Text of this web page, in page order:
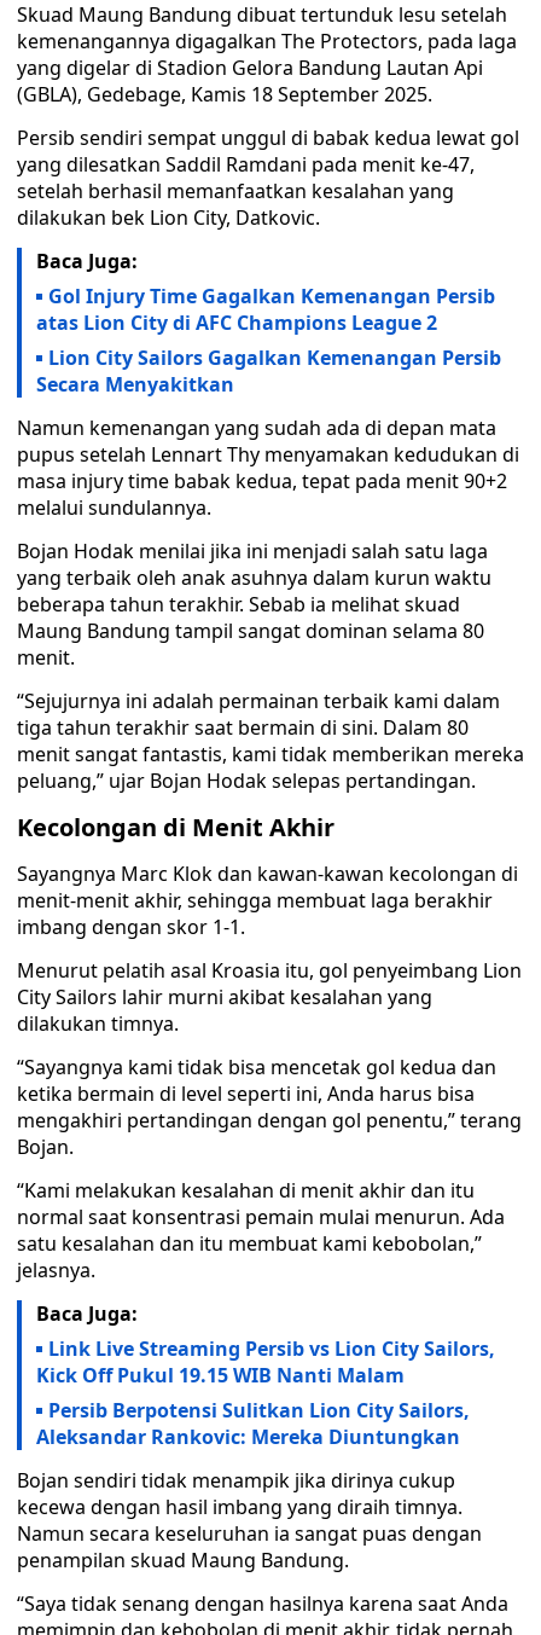
Skuad Maung Bandung dibuat tertunduk lesu setelah
kemenangannya digagalkan The Protectors, pada laga
yang digelar di Stadion Gelora Bandung Lautan Api
(GBLA), Gedebage, Kamis 18 September 2025.
Persib sendiri sempat unggul di babak kedua lewat gol
yang dilesatkan Saddil Ramdani pada menit ke-47,
setelah berhasil memanfaatkan kesalahan yang
dilakukan bek Lion City, Datkovic.
Baca Juga:
Gol Injury Time Gagalkan Kemenangan Persib
atas Lion City di AFC Champions League 2
Lion City Sailors Gagalkan Kemenangan Persib
Secara Menyakitkan
Namun kemenangan yang sudah ada di depan mata
pupus setelah Lennart Thy menyamakan kedudukan di
masa injury time babak kedua, tepat pada menit 90+2
melalui sundulannya.
Bojan Hodak menilai jika ini menjadi salah satu laga
yang terbaik oleh anak asuhnya dalam kurun waktu
beberapa tahun terakhir. Sebab ia melihat skuad
Maung Bandung tampil sangat dominan selama 80
menit.
“Sejujurnya ini adalah permainan terbaik kami dalam
tiga tahun terakhir saat bermain di sini. Dalam 80
menit sangat fantastis, kami tidak memberikan mereka
peluang,” ujar Bojan Hodak selepas pertandingan.
Kecolongan di Menit Akhir
Sayangnya Marc Klok dan kawan-kawan kecolongan di
menit-menit akhir, sehingga membuat laga berakhir
imbang dengan skor 1-1.
Menurut pelatih asal Kroasia itu, gol penyeimbang Lion
City Sailors lahir murni akibat kesalahan yang
dilakukan timnya.
“Sayangnya kami tidak bisa mencetak gol kedua dan
ketika bermain di level seperti ini, Anda harus bisa
mengakhiri pertandingan dengan gol penentu,” terang
Bojan.
“Kami melakukan kesalahan di menit akhir dan itu
normal saat konsentrasi pemain mulai menurun. Ada
satu kesalahan dan itu membuat kami kebobolan,”
jelasnya.
Baca Juga:
Link Live Streaming Persib vs Lion City Sailors,
Kick Off Pukul 19.15 WIB Nanti Malam
Persib Berpotensi Sulitkan Lion City Sailors,
Aleksandar Rankovic: Mereka Diuntungkan
Bojan sendiri tidak menampik jika dirinya cukup
kecewa dengan hasil imbang yang diraih timnya.
Namun secara keseluruhan ia sangat puas dengan
penampilan skuad Maung Bandung.
“Saya tidak senang dengan hasilnya karena saat Anda